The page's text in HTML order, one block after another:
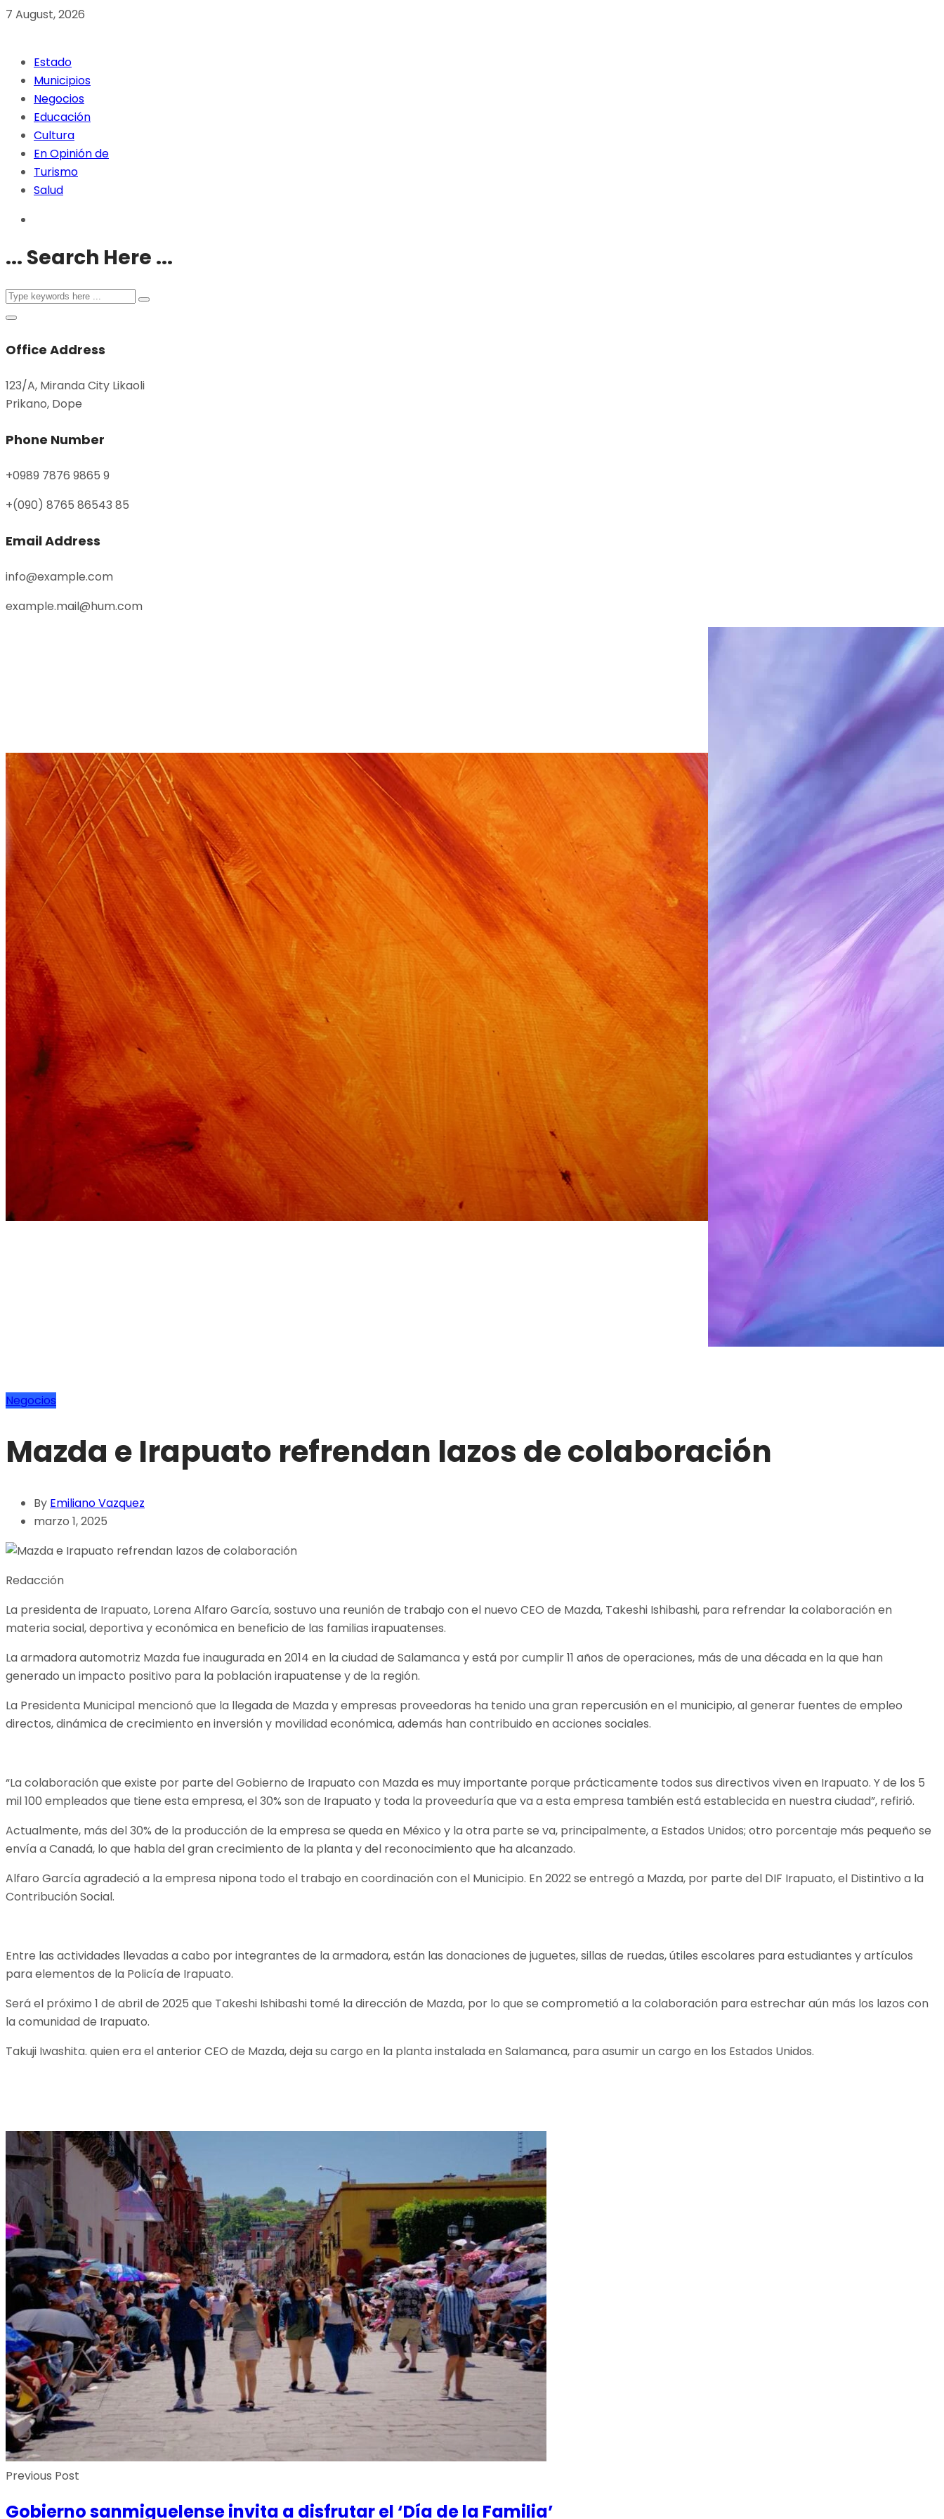
7 August, 2026
Estado
Municipios
Negocios
Educación
Cultura
En Opinión de
Turismo
Salud
... Search Here ...
Office Address
123/A, Miranda City Likaoli
Prikano, Dope
Phone Number
+0989 7876 9865 9
+(090) 8765 86543 85
Email Address
info@example.com
example.mail@hum.com
Negocios
Mazda e Irapuato refrendan lazos de colaboración
By Emiliano Vazquez
marzo 1, 2025
Redacción
La presidenta de Irapuato, Lorena Alfaro García, sostuvo una reunión de trabajo con el nuevo CEO de Mazda, Takeshi Ishibashi, para refrendar la colaboración en
materia social, deportiva y económica en beneficio de las familias irapuatenses.
La armadora automotriz Mazda fue inaugurada en 2014 en la ciudad de Salamanca y está por cumplir 11 años de operaciones, más de una década en la que han
generado un impacto positivo para la población irapuatense y de la región.
La Presidenta Municipal mencionó que la llegada de Mazda y empresas proveedoras ha tenido una gran repercusión en el municipio, al generar fuentes de empleo
directos, dinámica de crecimiento en inversión y movilidad económica, además han contribuido en acciones sociales.
“La colaboración que existe por parte del Gobierno de Irapuato con Mazda es muy importante porque prácticamente todos sus directivos viven en Irapuato. Y de los 5
mil 100 empleados que tiene esta empresa, el 30% son de Irapuato y toda la proveeduría que va a esta empresa también está establecida en nuestra ciudad”, refirió.
Actualmente, más del 30% de la producción de la empresa se queda en México y la otra parte se va, principalmente, a Estados Unidos; otro porcentaje más pequeño se
envía a Canadá, lo que habla del gran crecimiento de la planta y del reconocimiento que ha alcanzado.
Alfaro García agradeció a la empresa nipona todo el trabajo en coordinación con el Municipio. En 2022 se entregó a Mazda, por parte del DIF Irapuato, el Distintivo a la
Contribución Social.
Entre las actividades llevadas a cabo por integrantes de la armadora, están las donaciones de juguetes, sillas de ruedas, útiles escolares para estudiantes y artículos
para elementos de la Policía de Irapuato.
Será el próximo 1 de abril de 2025 que Takeshi Ishibashi tomé la dirección de Mazda, por lo que se comprometió a la colaboración para estrechar aún más los lazos con
la comunidad de Irapuato.
Takuji Iwashita. quien era el anterior CEO de Mazda, deja su cargo en la planta instalada en Salamanca, para asumir un cargo en los Estados Unidos.
Previous Post
Gobierno sanmiguelense invita a disfrutar el ‘Día de la Familia’